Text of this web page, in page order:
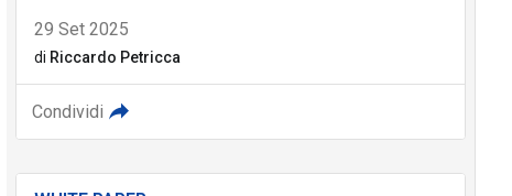
29 Set 2025
di Riccardo Petricca
Condividi